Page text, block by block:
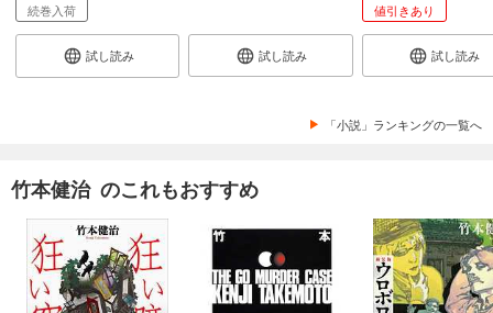
続巻入荷
試し読み 試し読み
値引きあり
試し読み
「小説」ランキングの一覧へ
竹本健治 のこれもおすすめ